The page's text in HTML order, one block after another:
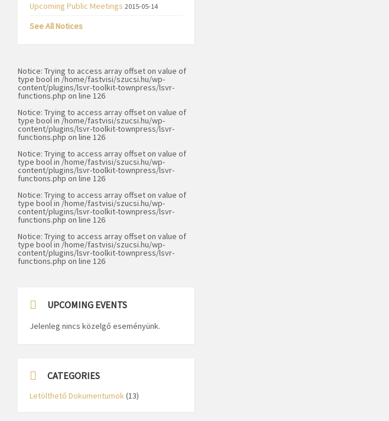
Upcoming Public Meetings 2015-05-14
See All Notices
Notice: Trying to access array offset on value of
type bool in /home/fastvisi/szucsi.hu/wp-
content/plugins/lsvr-toolkit-townpress/lsvr-
functions.php on line 126
Notice: Trying to access array offset on value of
type bool in /home/fastvisi/szucsi.hu/wp-
content/plugins/lsvr-toolkit-townpress/lsvr-
functions.php on line 126
Notice: Trying to access array offset on value of
type bool in /home/fastvisi/szucsi.hu/wp-
content/plugins/lsvr-toolkit-townpress/lsvr-
functions.php on line 126
Notice: Trying to access array offset on value of
type bool in /home/fastvisi/szucsi.hu/wp-
content/plugins/lsvr-toolkit-townpress/lsvr-
functions.php on line 126
Notice: Trying to access array offset on value of
type bool in /home/fastvisi/szucsi.hu/wp-
content/plugins/lsvr-toolkit-townpress/lsvr-
functions.php on line 126
UPCOMING EVENTS
Jelenleg nincs közelgő eseményünk.
CATEGORIES
Letölthető Dokumentumok(13)